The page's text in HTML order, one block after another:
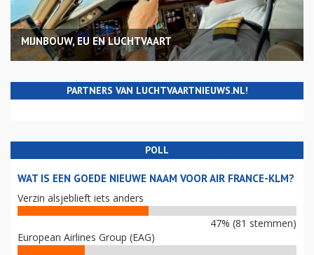
MIJNBOUW, EU EN LUCHTVAART
PARTNERS VAN LUCHTVAARTNIEUWS.NL!
POLL
WAT IS EEN GOEDE NIEUWE NAAM VOOR AIR FRANCE-KLM?
Verzin alsjeblieft iets anders
47% (81 stemmen)
European Airlines Group (EAG)